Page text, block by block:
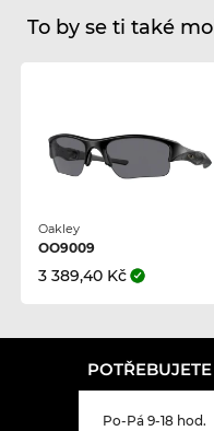
To by se ti také
Oakley
OO9009
3 389,40 Kč
Po-Pá 9-18 hod.